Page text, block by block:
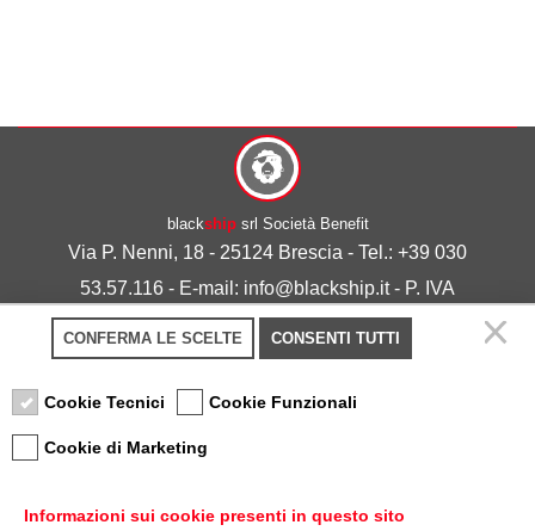
blackshipsrl Società Benefit
Via P. Nenni, 18 - 25124 Brescia - Tel.: +39 030
53.57.116 - E-mail: info@blackship.it - P. IVA
03492980986
Privacy policy-Cookie policy
CONFERMA LE SCELTE CONSENTI TUTTI
Cookie Tecnici Cookie Funzionali
Cookie di Marketing
Informazioni sui cookie presenti in questo sito